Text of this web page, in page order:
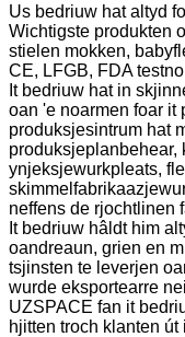
Us bedriuw hat altyd
Wichtigste produkten
stielen mokken,
CE, LFGB, FDA
It bedriuw hat in
oan 'e noarmen foar it
produksjesintrum hat
produksjeplanbehear,
ynjeksjewurkpleats,
neffens de rjochtlinen
It bedriuw hâldt him
oandreaun, grien en
tsjinsten te leverjen
wurde eksportearre
UZSPACE fan it
hjitten troch klanten út